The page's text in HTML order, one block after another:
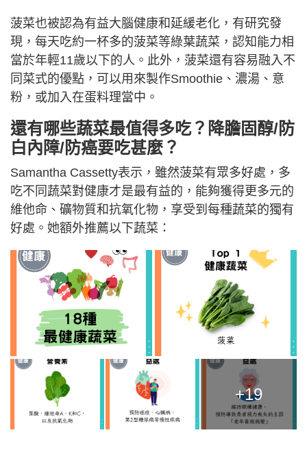
菠菜也被認為有益大腦健康和延緩老化，有研究發
現，每天吃約一杯多的菠菜等綠葉蔬菜，認知能力相
當於年輕11歲以下的人。此外，菠菜還有容易融入不
同菜式的優點，可以用來製作Smoothie、濃湯、意
粉，或加入在蛋料理當中。
還有哪些蔬菜最值得多吃？降膽固醇/防
白內障/防癌要吃甚麼？
Samantha Cassetty表示，雖然菠菜有眾多好處，多
吃不同蔬菜對健康才是最有益的，能夠獲得更多元的
維他命、礦物質和抗氧化物，享受到每種蔬菜的獨有
好處。她額外推薦以下蔬菜：
+19